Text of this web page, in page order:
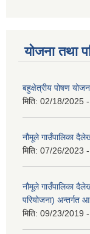
योजना तथा
बहुक्षेत्रीय पोषण
मिति: 02/18/2025
नौमूले गाउँपालिका
मिति: 07/26/2023
नौमूले गाउँपालिका
परियोजना) अन्तर्गत
मिति: 09/23/2019